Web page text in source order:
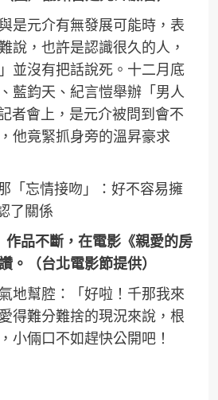
是元介有無發展可能時，表
說，也許是認識很久的人，
並沒有把話說死。十二月底
藍鈞天、紀言愷舉辦「男人
者會上，是元介被問到會不
他竟緊抓身旁的溫昇豪求
作品不斷，在電影《親愛的房
。（台北電影節提供）
地幫腔：「好啦！千那我來
得難分難捨的現況來說，根
小倆口不如趕快公開吧！